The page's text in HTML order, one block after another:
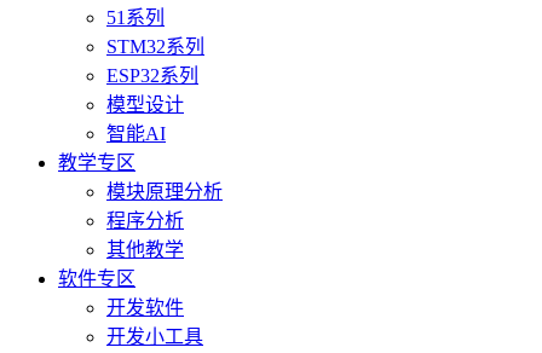
51系列
STM32系列
ESP32系列
模型设计
智能AI
教学专区
模块原理分析
程序分析
其他教学
软件专区
开发软件
开发小工具